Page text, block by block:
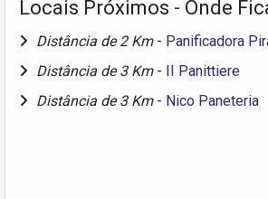
Locais Próximos - Onde
Distância de 2 Km - Panificadora
Distância de 3 Km - II Panittiere
Distância de 3 Km - Nico Paneteria